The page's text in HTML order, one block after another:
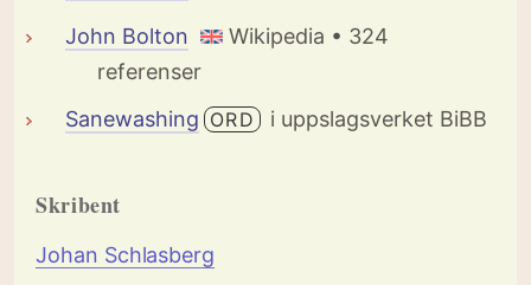
John Bolton
Wikipedia • 324
referenser
Sanewashing ORD i uppslagsverket BiBB
Skribent
Johan Schlasberg